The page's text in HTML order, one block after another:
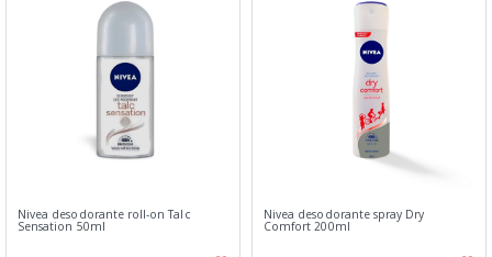
Nivea desodorante roll-on Talc
Sensation 50ml
Nivea desodorante spray Dry
Comfort 200ml